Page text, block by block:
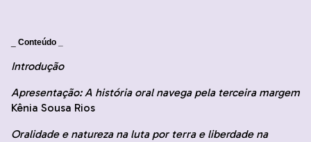
Conteúdo _
Introdução
Apresentação: A história oral navega pela terceira margem
Kênia Sousa Rios
Oralidade e natureza na luta por terra e liberdade na